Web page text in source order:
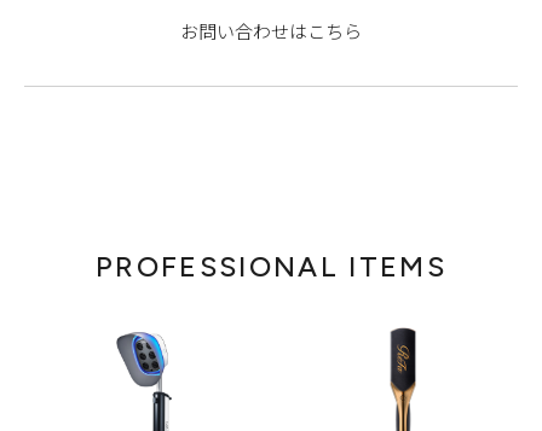
お問い合わせはこちら
PROFESSIONAL ITEMS